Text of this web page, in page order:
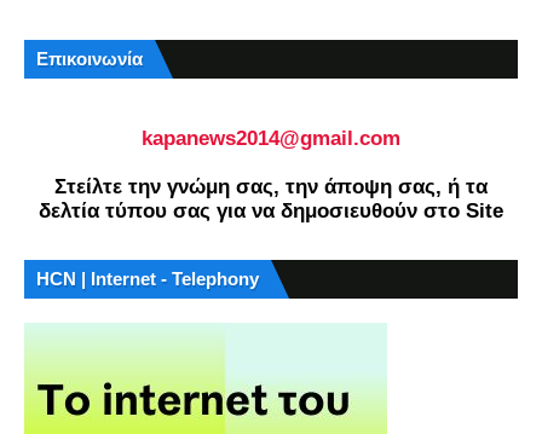
Επικοινωνία
kapanews2014@gmail.com
Στείλτε την γνώμη σας, την άποψη σας, ή τα
δελτία τύπου σας για να δημοσιευθούν στο Site
HCN | Internet - Telephony